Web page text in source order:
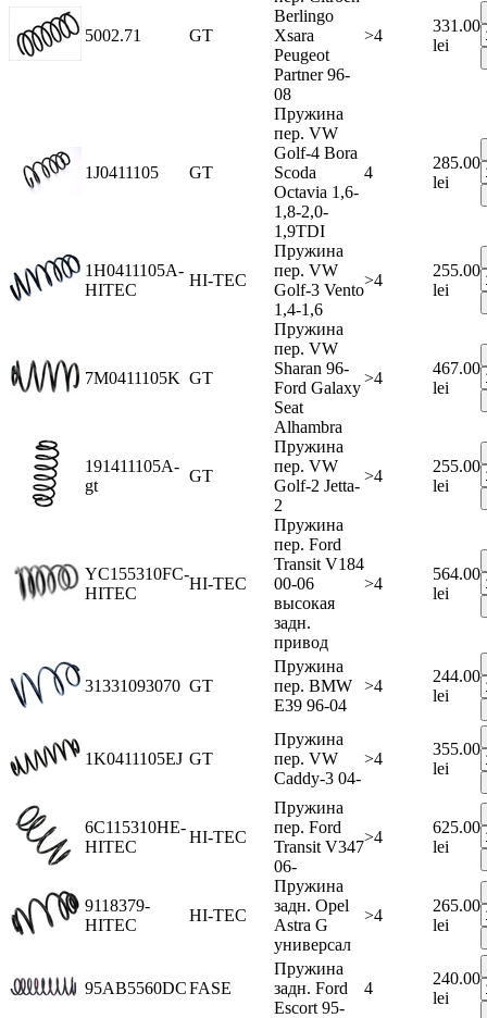
5002.71 GT
Berlingo
Xsara
Peugeot
Partner 96-
08
>4
331.00
lei
1J0411105 GT
Пружина
пер. VW
Golf-4 Bora
Scoda
Octavia 1,6-
1,8-2,0-
1,9TDI
4
285.00
lei
1H0411105A-
HITEC
HI-TEC
Пружина
пер. VW
Golf-3 Vento
1,4-1,6
>4
255.00
lei
7M0411105K GT
Пружина
пер. VW
Sharan 96-
Ford Galaxy
Seat
Alhambra
>4
467.00
lei
191411105A-
gt
GT
Пружина
пер. VW
Golf-2 Jetta-
2
>4
255.00
lei
YC155310FC-
HITEC
HI-TEC
Пружина
пер. Ford
Transit V184
00-06
высокая
задн.
привод
>4
564.00
lei
31331093070 GT
Пружина
пер. BMW
E39 96-04
>4
244.00
lei
1K0411105EJ GT
Пружина
пер. VW
Caddy-3 04-
>4
355.00
lei
6C115310HE-
HITEC
HI-TEC
Пружина
пер. Ford
Transit V347
06-
>4
625.00
lei
9118379-
HITEC
HI-TEC
Пружина
задн. Opel
Astra G
универсал
>4
265.00
lei
95AB5560DCFASE
Пружина
задн. Ford
Escort 95-
4
240.00
lei